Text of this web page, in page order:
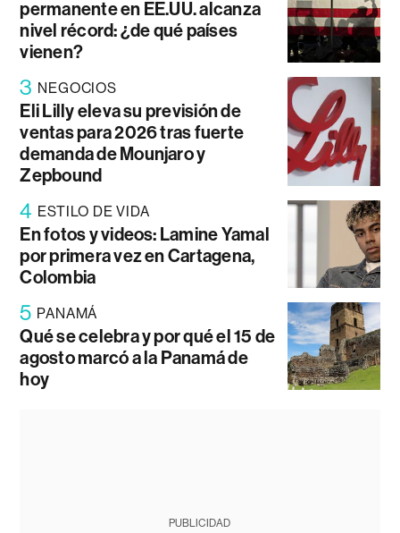
permanente en EE.UU. alcanza
nivel récord: ¿de qué países
vienen?
3 NEGOCIOS
Eli Lilly eleva su previsión de
ventas para 2026 tras fuerte
demanda de Mounjaro y
Zepbound
4 ESTILO DE VIDA
En fotos y videos: Lamine Yamal
por primera vez en Cartagena,
Colombia
5 PANAMÁ
Qué se celebra y por qué el 15 de
agosto marcó a la Panamá de
hoy
PUBLICIDAD